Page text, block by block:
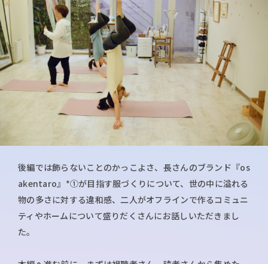
後編では飾らないことのかっこよさ、長さんのブランド『os
akentaro』*①が目指す服づくりについて、世の中に溢れる
物の多さに対する違和感、二人がオフラインで作るコミュニ
ティやホームについて盛りだくさんにお話しいただきまし
た。